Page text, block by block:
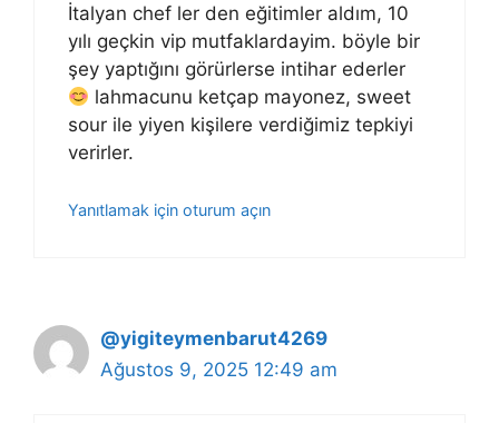
İtalyan chef ler den eğitimler aldım, 10
yılı geçkin vip mutfaklardayim. böyle bir
şey yaptığını görürlerse intihar ederler
lahmacunu ketçap mayonez, sweet
sour ile yiyen kişilere verdiğimiz tepkiyi
verirler.
Yanıtlamak için oturum açın
@yigiteymenbarut4269
Ağustos 9, 2025 12:49 am